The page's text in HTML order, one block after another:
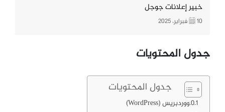
خبير إعلانات جوجل
10 فبراير، 2025
جدول المحتويات
جدول المحتويات
ووردبريس (WordPress)